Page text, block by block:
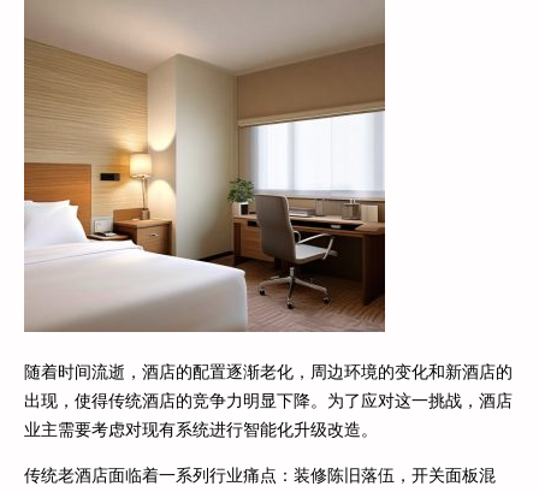
随着时间流逝，酒店的配置逐渐老化，周边环境的变化和新酒店的
出现，使得传统酒店的竞争力明显下降。为了应对这一挑战，酒店
业主需要考虑对现有系统进行智能化升级改造。
传统老酒店面临着一系列行业痛点：装修陈旧落伍，开关面板混